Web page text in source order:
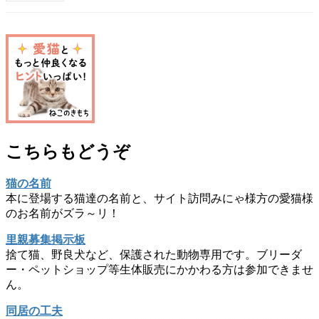
こちらもどうぞ
猫の名前
本に登場する猫達の名前と、サイト訪問みにゃ様方の愛猫様
のお名前がズラ～リ！
里親募集掲示板
捨て猫、野良犬など、保護された動物専用です。ブリーダ
ー・ペットショップ等生体販売にかかわる方は参加できませ
ん。
同居の工夫